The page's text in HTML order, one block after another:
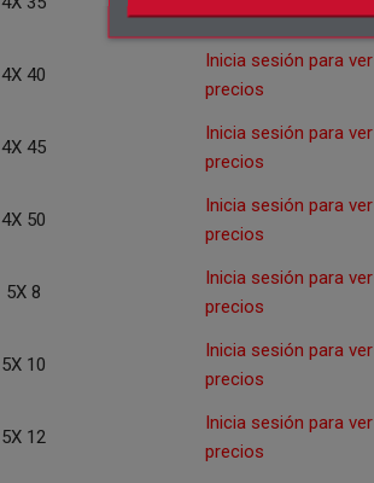
precios
4X 40
Inicia sesión para ver
precios
4X 45
Inicia sesión para ver
precios
4X 50
Inicia sesión para ver
precios
5X 8
Inicia sesión para ver
precios
5X 10
Inicia sesión para ver
precios
5X 12
Inicia sesión para ver
precios